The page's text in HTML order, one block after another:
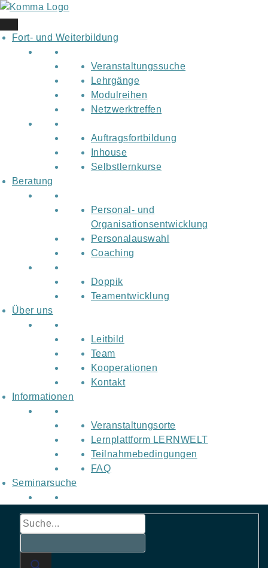
Skip
to
content
Fort- und Weiterbildung
Veranstaltungssuche
Lehrgänge
Modulreihen
Netzwerktreffen
Auftragsfortbildung
Inhouse
Selbstlernkurse
Beratung
Personal- und
Organisationsentwicklung
Personalauswahl
Coaching
Doppik
Teamentwicklung
Über uns
Leitbild
Team
Kooperationen
Kontakt
Informationen
Veranstaltungsorte
Lernplattform LERNWELT
Teilnahmebedingungen
FAQ
Seminarsuche